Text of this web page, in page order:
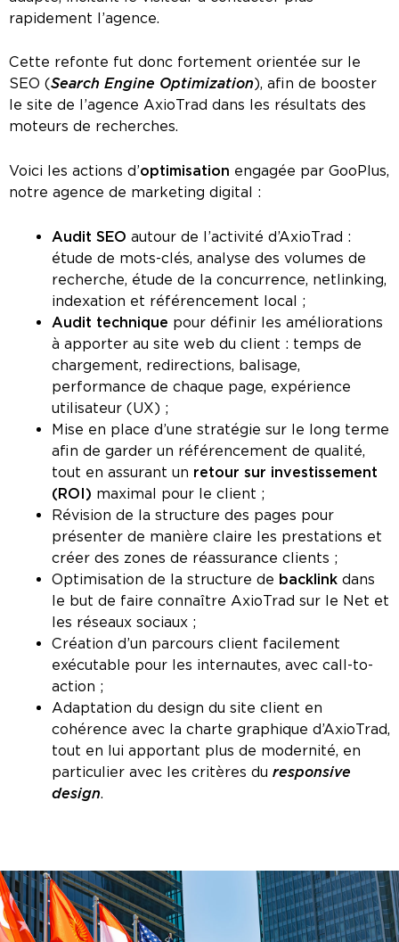
rapidement l’agence.
Cette refonte fut donc fortement orientée sur le
SEO (Search Engine Optimization), afin de booster
le site de l’agence AxioTrad dans les résultats des
moteurs de recherches.
Voici les actions d’optimisation engagée par GooPlus,
notre agence de marketing digital :
Audit SEO autour de l’activité d’AxioTrad :
étude de mots-clés, analyse des volumes de
recherche, étude de la concurrence, netlinking,
indexation et référencement local ;
Audit technique pour définir les améliorations
à apporter au site web du client : temps de
chargement, redirections, balisage,
performance de chaque page, expérience
utilisateur (UX) ;
Mise en place d’une stratégie sur le long terme
afin de garder un référencement de qualité,
tout en assurant un retour sur investissement
(ROI) maximal pour le client ;
Révision de la structure des pages pour
présenter de manière claire les prestations et
créer des zones de réassurance clients ;
Optimisation de la structure de backlink dans
le but de faire connaître AxioTrad sur le Net et
les réseaux sociaux ;
Création d’un parcours client facilement
exécutable pour les internautes, avec call-to-
action ;
Adaptation du design du site client en
cohérence avec la charte graphique d’AxioTrad,
tout en lui apportant plus de modernité, en
particulier avec les critères du responsive
design.